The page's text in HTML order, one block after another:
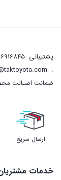
پشتیبانی
.
ضمانت اصـالت
ارسال سریع
خدمات